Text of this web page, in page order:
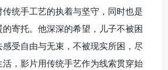
统手工艺的执着与坚守，同时也是
寄托。他深深的希望，儿子不被困
受自由与无束，不被现实所困，尽
，影片用传统手艺作为线索贯穿始